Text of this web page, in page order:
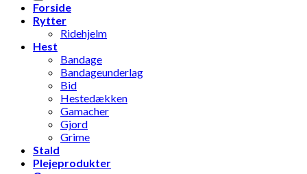
Forside
Rytter
Ridehjelm
Hest
Bandage
Bandageunderlag
Bid
Hestedækken
Gamacher
Gjord
Grime
Stald
Plejeprodukter